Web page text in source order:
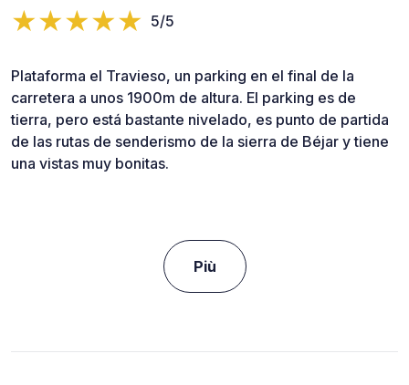
5/5
Plataforma el Travieso, un parking en el final de la
carretera a unos 1900m de altura. El parking es de
tierra, pero está bastante nivelado, es punto de partida
de las rutas de senderismo de la sierra de Béjar y tiene
una vistas muy bonitas.
Più